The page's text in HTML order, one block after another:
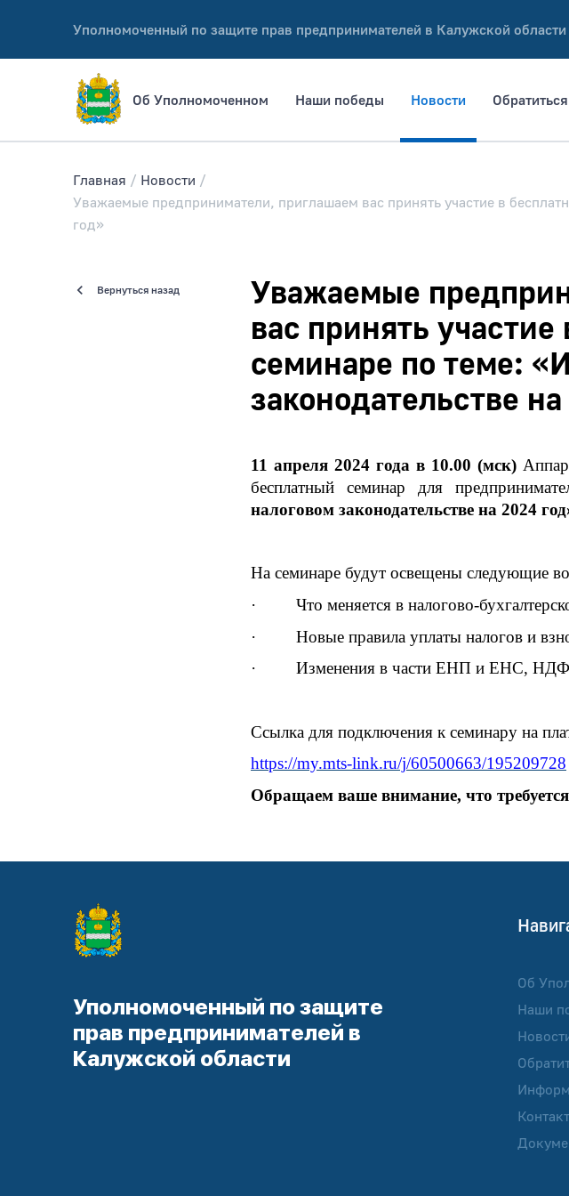
Уполномоченный по защите прав предпринимателей в Калужской области
Об Уполномоченном Наши победы Новости
Главная
Новости
Уважаемые предприниматели, приглашаем вас принять участие в
год»
Вернуться назад
Уважаемые
вас принять
семинаре по теме:
законодательстве
11 апреля 2024 года в 10.00 (мск)
бесплатный семинар для
налоговом законодательстве на 2024
На семинаре будут освещены следующие
· Что меняется в налогово-
· Новые правила уплаты налогов и
· Изменения в части ЕНП и ЕНС, НДФЛ,
Ссылка для подключения к семинару на
https://my.mts-link.ru/j/60500663/195209728
Обращаем ваше внимание, что
Уполномоченный по защите
прав предпринимателей в
Калужской области
Об
Наши